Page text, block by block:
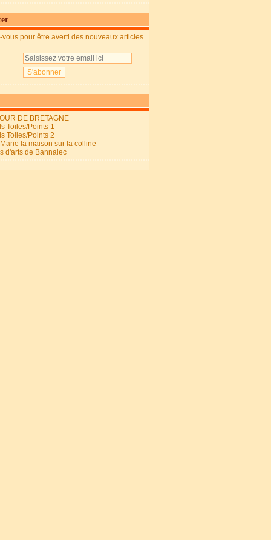
vous pour être averti des nouveaux articles
DE BRETAGNE
Toiles/Points 1
Toiles/Points 2
la maison sur la colline
d'arts de Bannalec